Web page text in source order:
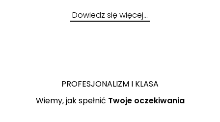
Dowiedz się więcej…
PROFESJONALIZM I KLASA
Wiemy, jak spełnić Twoje oczekiwania